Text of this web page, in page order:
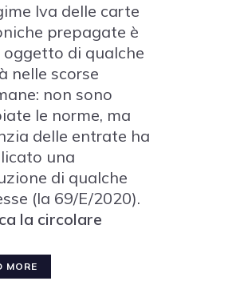
Iva delle carte
prepagate è
di qualche
nelle scorse
non sono
le norme, ma
delle entrate ha
una
di qualche
(la 69/E/2020).
la circolare
MORE